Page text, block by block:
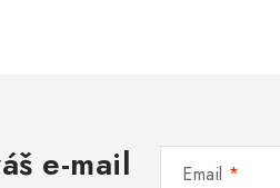
e-mail Email